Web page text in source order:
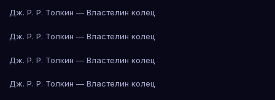
Дж. Р. Р. Толкин — Властелин колец
Дж. Р. Р. Толкин — Властелин колец
Дж. Р. Р. Толкин — Властелин колец
Дж. Р. Р. Толкин — Властелин колец